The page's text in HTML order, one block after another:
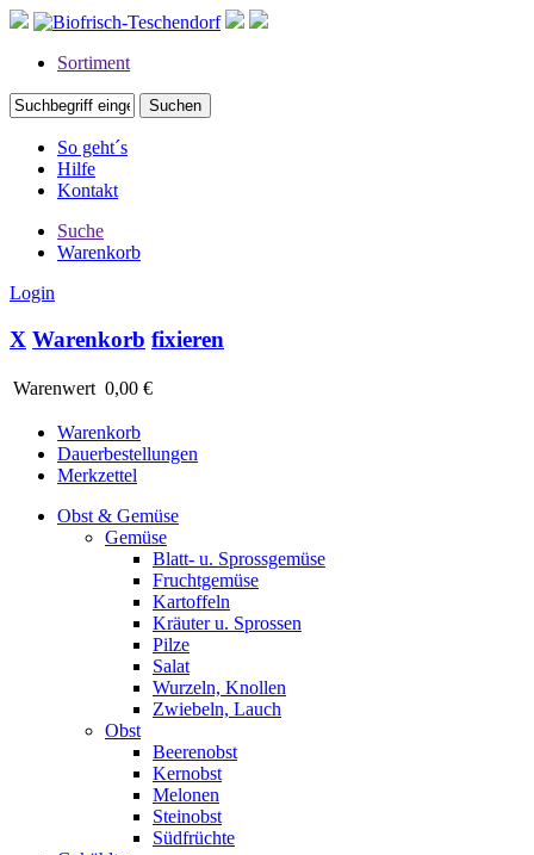
Sortiment
So geht´s
Hilfe
Kontakt
Suche
Warenkorb
Login
X Warenkorb fixieren
Warenwert 0,00 €
Warenkorb
Dauerbestellungen
Merkzettel
Obst & Gemüse
Gemüse
Blatt- u. Sprossgemüse
Fruchtgemüse
Kartoffeln
Kräuter u. Sprossen
Pilze
Salat
Wurzeln, Knollen
Zwiebeln, Lauch
Obst
Beerenobst
Kernobst
Melonen
Steinobst
Südfrüchte